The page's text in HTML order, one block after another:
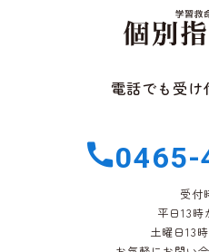
電話でも受け
0465-
受付
平日13時
土曜日13